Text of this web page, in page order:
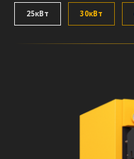
25кВт 30кВт